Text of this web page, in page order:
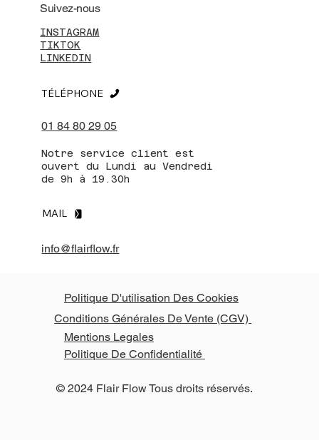
INSTAGRAM
TIKTOK
LINKEDIN
Suivez-nous
01 84 80 29 05
TÉLÉPHONE
Notre service client est
ouvert du Lundi au Vendredi
de 9h à 19.30h
MAIL
info@flairflow.fr
Politique D'utilisation Des Cookies
Conditions Générales De Vente (CGV)
Mentions Legales
Politique De Confidentialité
© 2024 Flair Flow Tous droits réservés.